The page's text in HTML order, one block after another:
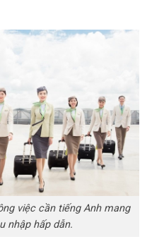
việc cần tiếng Anh mang
nhập hấp dẫn.